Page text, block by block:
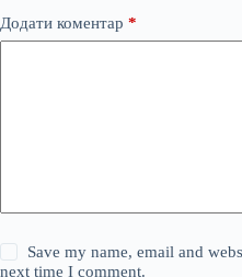
Додати коментар *
Save my name, email and
next time I comment.